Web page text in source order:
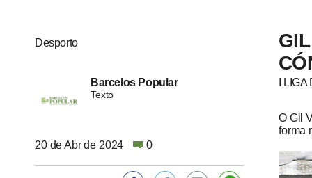
I
O Gil
forma
Desporto
Barcelos Popular
Texto
20 de Abr de 2024 0